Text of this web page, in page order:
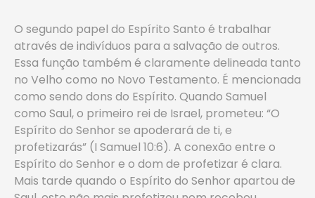
O segundo papel do Espírito Santo é trabalhar
através de indivíduos para a salvação de outros.
Essa função também é claramente delineada tanto
no Velho como no Novo Testamento. É mencionada
como sendo dons do Espírito. Quando Samuel
como Saul, o primeiro rei de Israel, prometeu: “O
Espírito do Senhor se apoderará de ti, e
profetizarás” (I Samuel 10:6). A conexão entre o
Espírito do Senhor e o dom de profetizar é clara.
Mais tarde quando o Espírito do Senhor apartou de